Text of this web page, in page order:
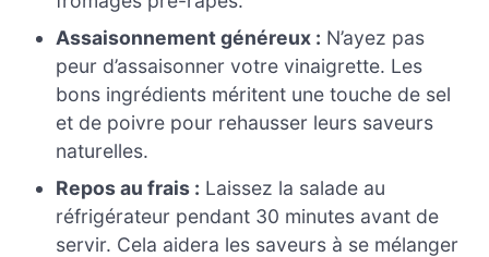
Assaisonnement généreux : N’ayez pas
peur d’assaisonner votre vinaigrette. Les
bons ingrédients méritent une touche de sel
et de poivre pour rehausser leurs saveurs
naturelles.
Repos au frais : Laissez la salade au
réfrigérateur pendant 30 minutes avant de
servir. Cela aidera les saveurs à se mélanger